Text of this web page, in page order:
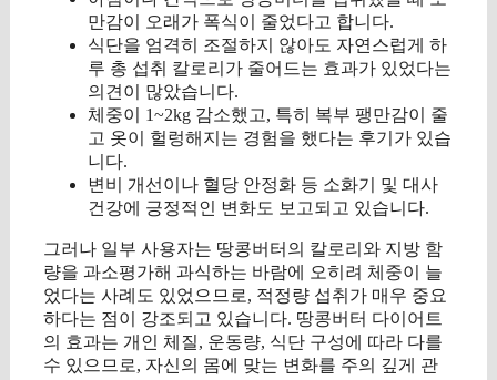
만감이 오래가 폭식이 줄었다고 합니다.
식단을 엄격히 조절하지 않아도 자연스럽게 하
루 총 섭취 칼로리가 줄어드는 효과가 있었다는
의견이 많았습니다.
체중이 1~2kg 감소했고, 특히 복부 팽만감이 줄
고 옷이 헐렁해지는 경험을 했다는 후기가 있습
니다.
변비 개선이나 혈당 안정화 등 소화기 및 대사
건강에 긍정적인 변화도 보고되고 있습니다.
그러나 일부 사용자는 땅콩버터의 칼로리와 지방 함
량을 과소평가해 과식하는 바람에 오히려 체중이 늘
었다는 사례도 있었으므로, 적정량 섭취가 매우 중요
하다는 점이 강조되고 있습니다. 땅콩버터 다이어트
의 효과는 개인 체질, 운동량, 식단 구성에 따라 다를
수 있으므로, 자신의 몸에 맞는 변화를 주의 깊게 관